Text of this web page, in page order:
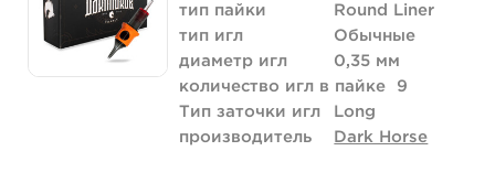
Количество купить
тип пайки
Round Liner
тип игл
Обычные
диаметр игл
0,35 мм
количество игл в пайке
9
Тип заточки игл
Long
производитель
Dark Horse